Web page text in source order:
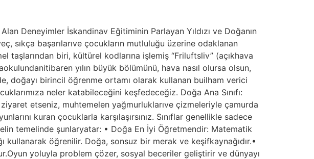
Deneyimler İskandinav Eğitiminin Parlayan Yıldızı ve Doğanın
sıkça başarılarıve çocukların mutluluğu üzerine odaklanan
taşlarından biri, kültürel kodlarına işlemiş “Friluftsliv” (açıkhava
yılın büyük bölümünü, hava nasıl olursa olsun,
doğayı birincil öğrenme ortamı olarak kullanan builham verici
neler katabileceğini keşfedeceğiz. Doğa Ana Sınıfı:
etseniz, muhtemelen yağmurluklarıve çizmeleriyle çamurda
kuran çocuklarla karşılaşırsınız. Sınıflar genellikle sadece
temelinde şunlaryatar: • Doğa En İyi Öğretmendir: Matematik
kullanarak öğrenilir. Doğa, sonsuz bir merak ve keşifkaynağıdır.•
yoluyla problem çözer, sosyal beceriler geliştirir ve dünyayı